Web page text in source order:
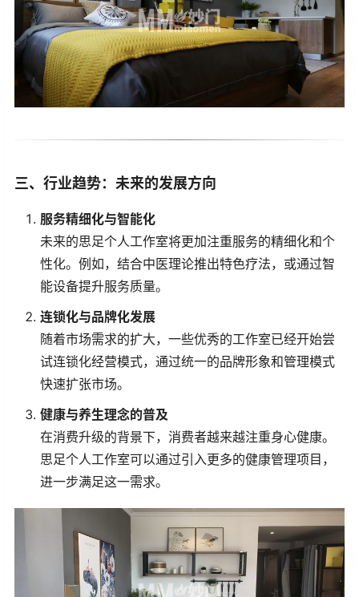
三、行业趋势：未来的发展方向
服务精细化与智能化
未来的思足个人工作室将更加注重服务的精细化和个
性化。例如，结合中医理论推出特色疗法，或通过智
能设备提升服务质量。
连锁化与品牌化发展
随着市场需求的扩大，一些优秀的工作室已经开始尝
试连锁化经营模式，通过统一的品牌形象和管理模式
快速扩张市场。
健康与养生理念的普及
在消费升级的背景下，消费者越来越注重身心健康。
思足个人工作室可以通过引入更多的健康管理项目，
进一步满足这一需求。